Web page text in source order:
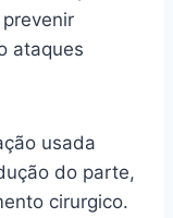
ataques
usada
do parte,
cirurgico.